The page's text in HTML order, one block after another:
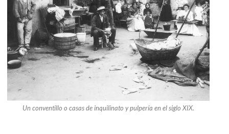
Un conventillo o casas de inquilinato y pulpería en el siglo XIX.